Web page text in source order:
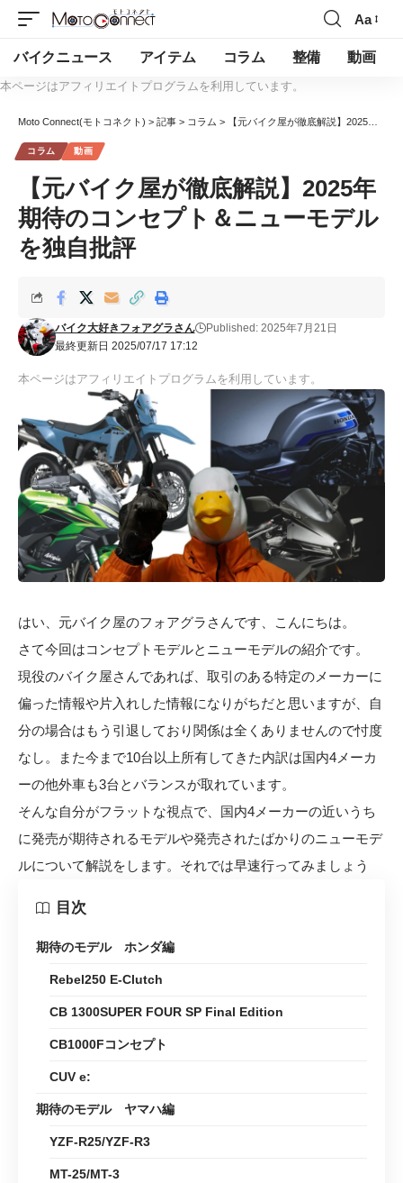
Aa
バイクニュース アイテム コラム 整備 動画
本ページはアフィリエイトプログラムを利用しています。
Moto Connect(モトコネクト) > 記事 > コラム > 【元バイク屋が徹底解説】2025年 期待のコンセプト＆ニューモデルを独自批評
コラム 動画
【元バイク屋が徹底解説】2025年
期待のコンセプト＆ニューモデル
を独自批評
最終更新日 2025/07/17 17:12
バイク大好きフォアグラさん Published: 2025年7月21日
本ページはアフィリエイトプログラムを利用しています。
はい、元バイク屋のフォアグラさんです、こんにちは。
さて今回はコンセプトモデルとニューモデルの紹介です。
現役のバイク屋さんであれば、取引のある特定のメーカーに
偏った情報や片入れした情報になりがちだと思いますが、自
分の場合はもう引退しており関係は全くありませんので忖度
なし。また今まで10台以上所有してきた内訳は国内4メーカ
ーの他外車も3台とバランスが取れています。
そんな自分がフラットな視点で、国内4メーカーの近いうち
に発売が期待されるモデルや発売されたばかりのニューモデ
ルについて解説をします。それでは早速行ってみましょう
目次
期待のモデル ホンダ編
Rebel250 E-Clutch
CB 1300SUPER FOUR SP Final Edition
CB1000Fコンセプト
CUV e:
期待のモデル ヤマハ編
YZF-R25/YZF-R3
MT-25/MT-3